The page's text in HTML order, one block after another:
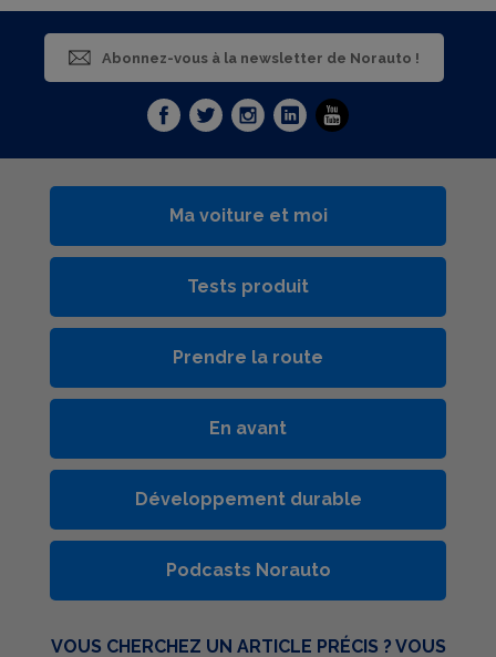
Abonnez-vous à la newsletter de Norauto !
Ma voiture et moi
Tests produit
Prendre la route
En avant
Développement durable
Podcasts Norauto
VOUS CHERCHEZ UN ARTICLE PRÉCIS ? VOUS